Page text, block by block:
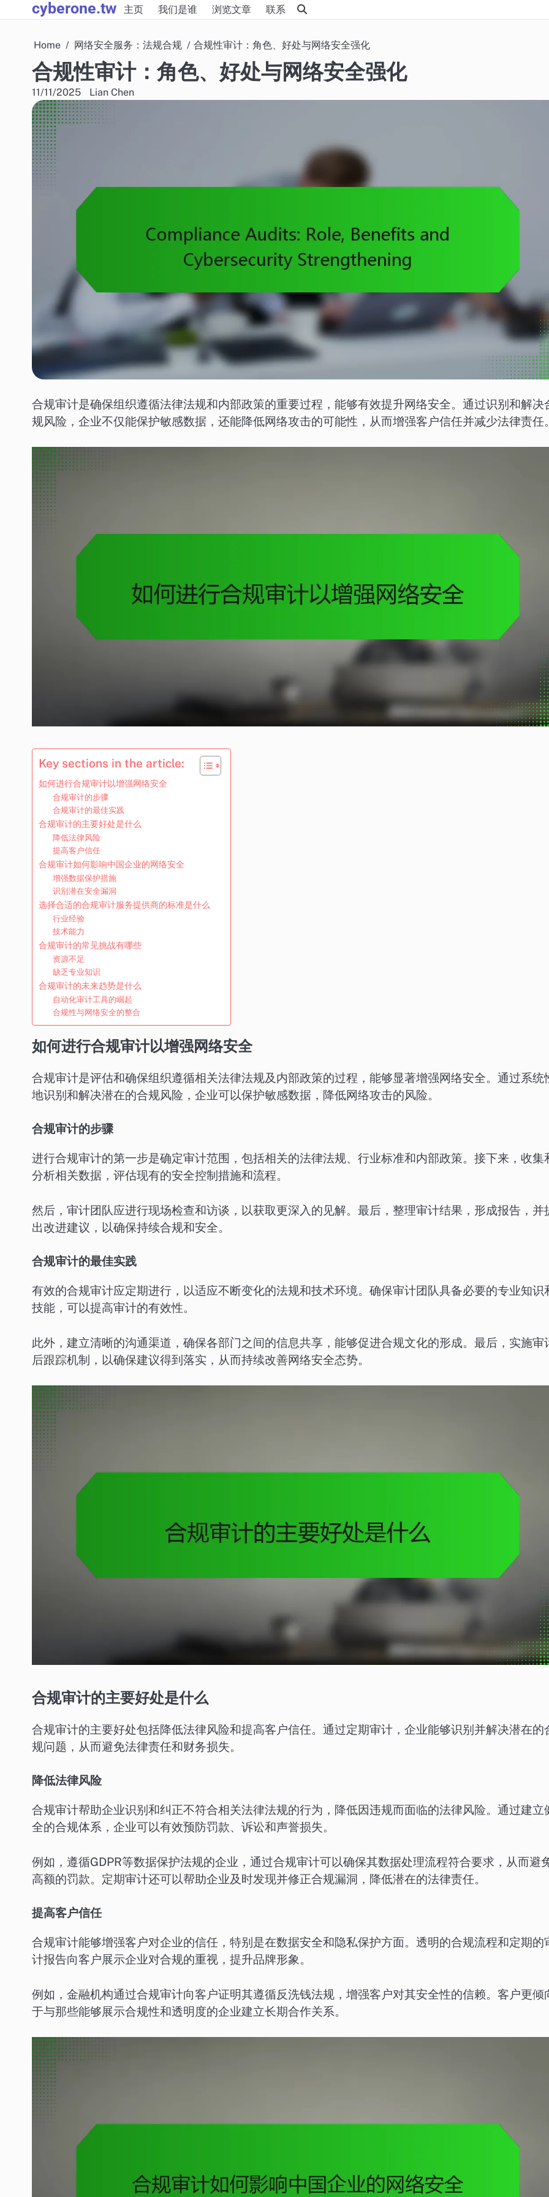
to
cyberone.tw 主页 我们是谁 浏览文章 联系
Home 网络安全服务：法规合规 合规性审计：角色、好处与网络安全强化
合规性审计：角色、好处与网络安全强化
11/11/2025 Lian Chen
合规审计是确保组织遵循法律法规和内部政策的重要过程，能够有效提升网络安全。通过识别和解决
规风险，企业不仅能保护敏感数据，还能降低网络攻击的可能性，从而增强客户信任并减少法律责任
Key sections in the article:
如何进行合规审计以增强网络安全
合规审计的步骤
合规审计的最佳实践
合规审计的主要好处是什么
降低法律风险
提高客户信任
合规审计如何影响中国企业的网络安全
增强数据保护措施
识别潜在安全漏洞
选择合适的合规审计服务提供商的标准是什么
行业经验
技术能力
合规审计的常见挑战有哪些
资源不足
缺乏专业知识
合规审计的未来趋势是什么
自动化审计工具的崛起
合规性与网络安全的整合
如何进行合规审计以增强网络安全
合规审计是评估和确保组织遵循相关法律法规及内部政策的过程，能够显著增强网络安全。通过系统
地识别和解决潜在的合规风险，企业可以保护敏感数据，降低网络攻击的风险。
合规审计的步骤
进行合规审计的第一步是确定审计范围，包括相关的法律法规、行业标准和内部政策。接下来，收集
分析相关数据，评估现有的安全控制措施和流程。
然后，审计团队应进行现场检查和访谈，以获取更深入的见解。最后，整理审计结果，形成报告，并
出改进建议，以确保持续合规和安全。
合规审计的最佳实践
有效的合规审计应定期进行，以适应不断变化的法规和技术环境。确保审计团队具备必要的专业知识
技能，可以提高审计的有效性。
此外，建立清晰的沟通渠道，确保各部门之间的信息共享，能够促进合规文化的形成。最后，实施审
后跟踪机制，以确保建议得到落实，从而持续改善网络安全态势。
合规审计的主要好处是什么
合规审计的主要好处包括降低法律风险和提高客户信任。通过定期审计，企业能够识别并解决潜在的
规问题，从而避免法律责任和财务损失。
降低法律风险
合规审计帮助企业识别和纠正不符合相关法律法规的行为，降低因违规而面临的法律风险。通过建立
全的合规体系，企业可以有效预防罚款、诉讼和声誉损失。
例如，遵循GDPR等数据保护法规的企业，通过合规审计可以确保其数据处理流程符合要求，从而避
高额的罚款。定期审计还可以帮助企业及时发现并修正合规漏洞，降低潜在的法律责任。
提高客户信任
合规审计能够增强客户对企业的信任，特别是在数据安全和隐私保护方面。透明的合规流程和定期的
计报告向客户展示企业对合规的重视，提升品牌形象。
例如，金融机构通过合规审计向客户证明其遵循反洗钱法规，增强客户对其安全性的信赖。客户更倾
于与那些能够展示合规性和透明度的企业建立长期合作关系。